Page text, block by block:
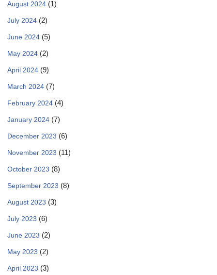
August 2024 (1)
July 2024 (2)
June 2024 (5)
May 2024 (2)
April 2024 (9)
March 2024 (7)
February 2024 (4)
January 2024 (7)
December 2023 (6)
November 2023 (11)
October 2023 (8)
September 2023 (8)
August 2023 (3)
July 2023 (6)
June 2023 (2)
May 2023 (2)
April 2023 (3)